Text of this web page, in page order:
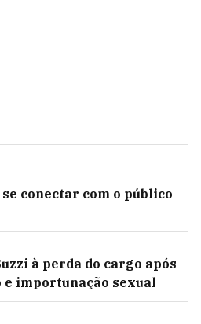
conectar com o público
à perda do cargo após
e importunação sexual